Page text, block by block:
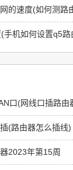
的速度(如何测路
手机如何设置q5路
口(网线口插路由
(路由器怎么插线)
2023年第15周